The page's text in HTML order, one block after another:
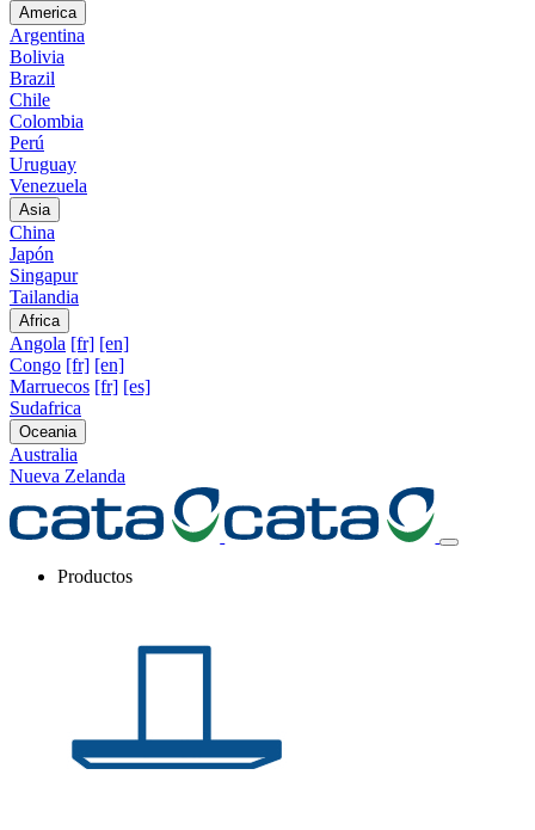
America
Argentina
Bolivia
Brazil
Chile
Colombia
Perú
Uruguay
Venezuela
Asia
China
Japón
Singapur
Tailandia
Africa
Angola [fr] [en]
Congo [fr] [en]
Marruecos [fr] [es]
Sudafrica
Oceania
Australia
Nueva Zelanda
Productos